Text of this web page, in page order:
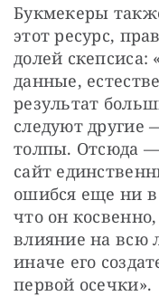
Букмекеры
этот ресурс,
долей скепсиса:
данные,
результат
следуют другие
толпы. Отсюда —
сайт
ошибся еще ни
что он
влияние на всю
иначе его
первой осечки».